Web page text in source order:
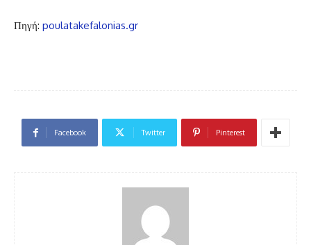
Πηγή: poulatakefalonias.gr
Facebook Twitter Pinterest